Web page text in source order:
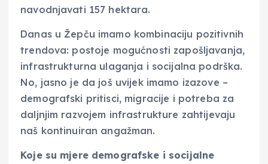
navodnjavati 157 hektara.
Danas u Žepču imamo kombinaciju pozitivnih
trendova: postoje mogućnosti zapošljavanja,
infrastrukturna ulaganja i socijalna podrška.
No, jasno je da još uvijek imamo izazove –
demografski pritisci, migracije i potreba za
daljnjim razvojem infrastrukture zahtijevaju
naš kontinuiran angažman.
Koje su mjere demografske i socijalne